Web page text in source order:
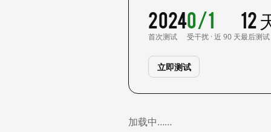
2024
首次测试
0/1
受干扰 · 近 90 天
12
最后测试
立即测试
加载中……